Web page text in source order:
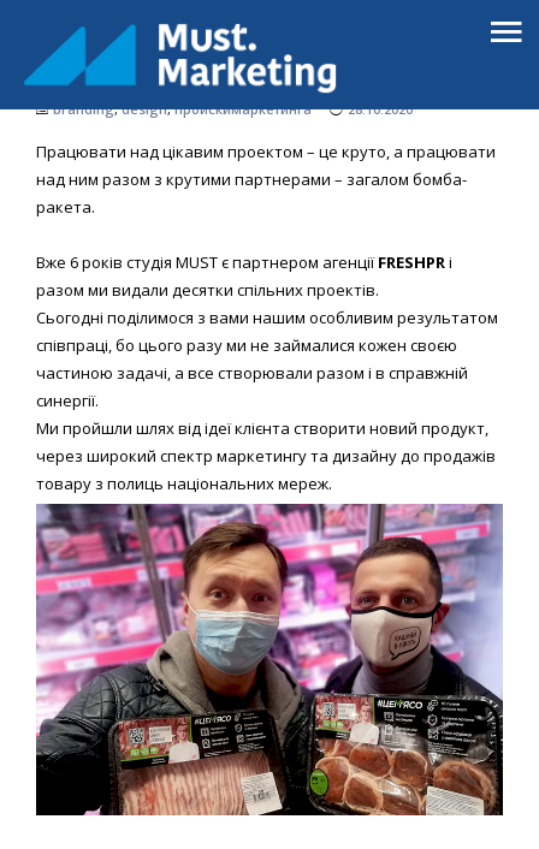
ТАК З’ЯВИЛОСЯ ЦЕМ’ЯСО – СВІЖЕ М’ЯСО
І НІЧОГО ЗАЙВОГО.
branding,design,проискимаркетинга 28.10.2020
Працювати над цікавим проектом – це круто, а працювати
над ним разом з крутими партнерами – загалом бомба-
ракета.
Вже 6 років студія MUST є партнером агенціїFRESHPRі
разом ми видали десятки спільних проектів.
Сьогодні поділимося з вами нашим особливим результатом
співпраці, бо цього разу ми не займалися кожен своєю
частиною задачі, а все створювали разом і в справжній
синергії.
Ми пройшли шлях від ідеї клієнта створити новий продукт,
через широкий спектр маркетингу та дизайну до продажів
товару з полиць національних мереж.